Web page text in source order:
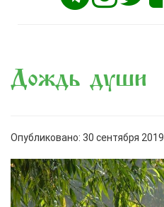
Дождь души
Опубликовано: 30 сентября 2019